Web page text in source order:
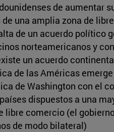
de aumentar
una amplia zona de
de un acuerdo político
norteamericanos y
un acuerdo
de las Américas
de Washington con el
dispuestos a una
libre comercio (el
de modo bilateral)